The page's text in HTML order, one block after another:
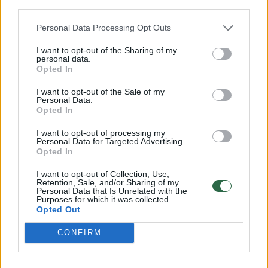
Personal Data Processing Opt Outs
I want to opt-out of the Sharing of my
personal data.
Opted In
I want to opt-out of the Sale of my
Personal Data.
Opted In
I want to opt-out of processing my
Personal Data for Targeted Advertising.
Opted In
I want to opt-out of Collection, Use,
Retention, Sale, and/or Sharing of my
Personal Data that Is Unrelated with the
Purposes for which it was collected.
Opted Out
CONFIRM
Susiję straipsniai
Lietuvos paaugliai Europoje
pirmauja pagal raminamųjų ir